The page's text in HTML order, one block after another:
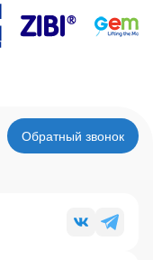
Обратный звонок